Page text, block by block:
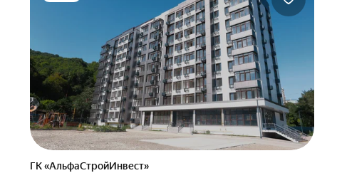
ГК «АльфаСтройИнвест»